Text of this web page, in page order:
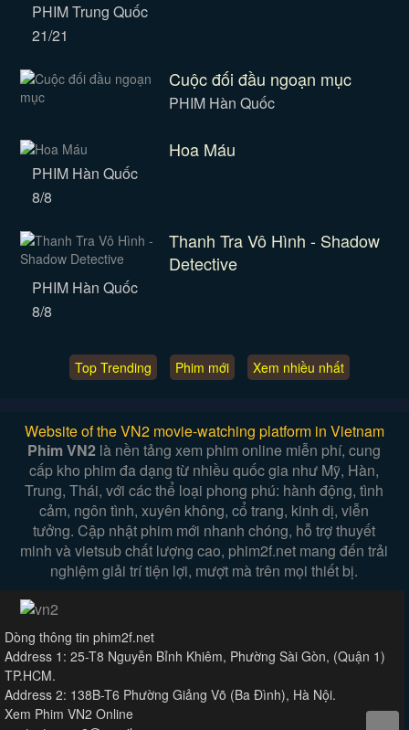
PHIM Trung Quốc
21/21
Cuộc đối đầu ngoạn mục
PHIM Hàn Quốc
Hoa Máu
PHIM Hàn Quốc
8/8
Thanh Tra Vô Hình - Shadow
Detective
PHIM Hàn Quốc
8/8
Top Trending Phim mới Xem nhiều nhất
Website of the VN2 movie-watching platform in Vietnam
Phim VN2 là nền tảng xem phim online miễn phí, cung
cấp kho phim đa dạng từ nhiều quốc gia như Mỹ, Hàn,
Trung, Thái, với các thể loại phong phú: hành động, tình
cảm, ngôn tình, xuyên không, cổ trang, kinh dị, viễn
tưởng. Cập nhật phim mới nhanh chóng, hỗ trợ thuyết
minh và vietsub chất lượng cao, phim2f.net mang đến trải
nghiệm giải trí tiện lợi, mượt mà trên mọi thiết bị.
Dòng thông tin phim2f.net
Address 1: 25-T8 Nguyễn Bỉnh Khiêm, Phường Sài Gòn, (Quận 1)
TP.HCM.
Address 2: 138B-T6 Phường Giảng Võ (Ba Đình), Hà Nội.
Xem Phim VN2 Online